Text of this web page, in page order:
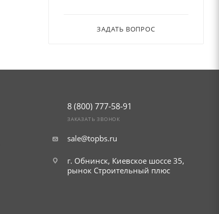
ЗАДАТЬ ВОПРОС
8 (800) 777-58-91
ЗАКАЗАТЬ ЗВОНОК
sale@topbs.ru
г. Обнинск, Киевское шоссе 35,
рынок Строительный плюс